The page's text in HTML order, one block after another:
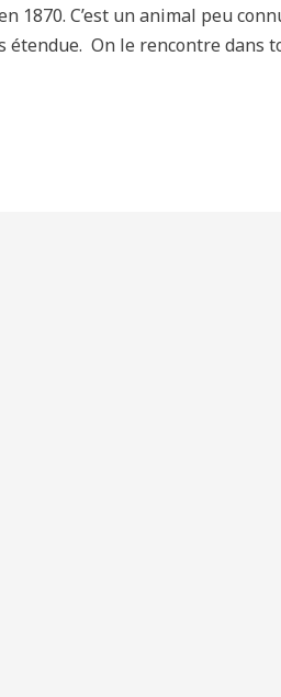
1870. C’est un animal peu
On le rencontre dans